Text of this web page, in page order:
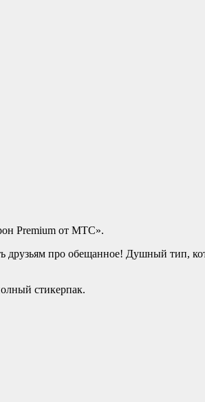
Premium от МТС».
про обещанное! Душный тип,
стикерпак.